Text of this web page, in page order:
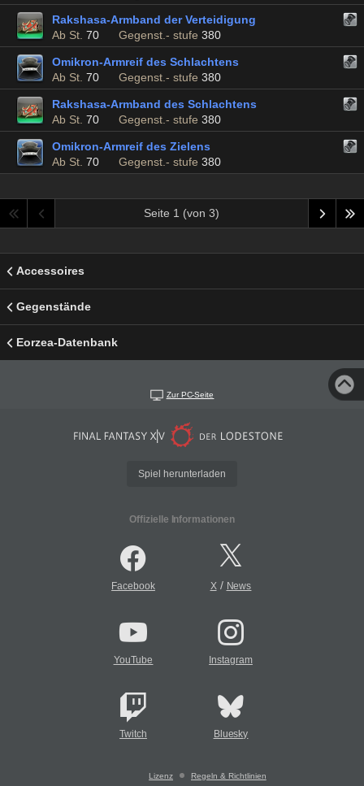
Rakshasa-Armband der Verteidigung
Ab St. 70 Gegenst.- stufe 380
Omikron-Armreif des Schlachtens
Ab St. 70 Gegenst.- stufe 380
Rakshasa-Armband des Schlachtens
Ab St. 70 Gegenst.- stufe 380
Omikron-Armreif des Zielens
Ab St. 70 Gegenst.- stufe 380
Seite 1 (von 3)
Accessoires
Gegenstände
Eorzea-Datenbank
Zur PC-Seite
Spiel herunterladen
Offizielle Informationen
Facebook X/ News
YouTube Instagram
Twitch Bluesky
Lizenz Regeln & Richtlinien